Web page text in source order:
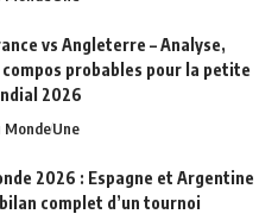
vs Angleterre – Analyse,
probables pour la petite
2026
MondeUne
2026 : Espagne et Argentine
complet d’un tournoi